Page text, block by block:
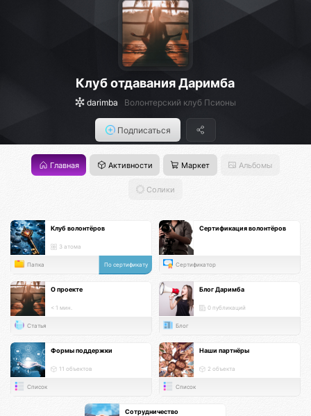
Клуб отдавания Даримба
darimba Волонтерский клуб Псионы
Подписаться
Главная Активности Маркет Альбомы
Солики
Клуб волонтёров
3 атома
Папка По сертификату
Сертификация волонтёров
Сертификатор
О проекте
< 1 мин.
Статья
Блог Даримба
0 публикаций
Блог
Формы поддержки
11 объектов
Список
Наши партнёры
2 объекта
Список
Сотрудничество